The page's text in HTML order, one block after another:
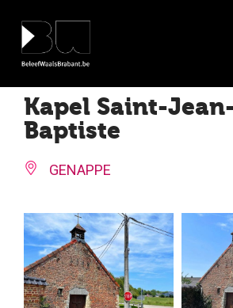
Kapel Saint-
Baptiste
GENAPPE